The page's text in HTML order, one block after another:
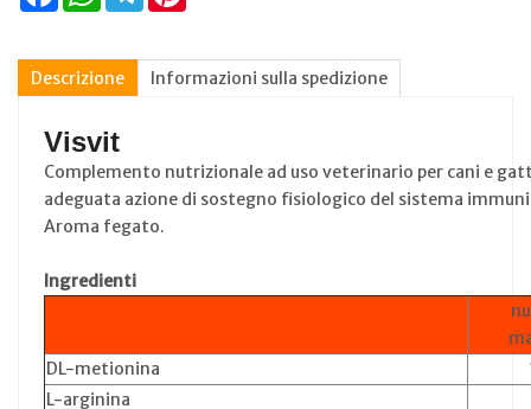
Descrizione Informazioni sulla spedizione
Visvit
Complemento nutrizionale ad uso veterinario per cani e
adeguata azione di sostegno fisiologico del sistema
Aroma fegato.
Ingredienti
DL-metionina
L-arginina